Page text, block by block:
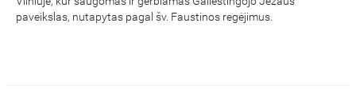
paveikslas, nutapytas pagal šv. Faustinos regėjimus.